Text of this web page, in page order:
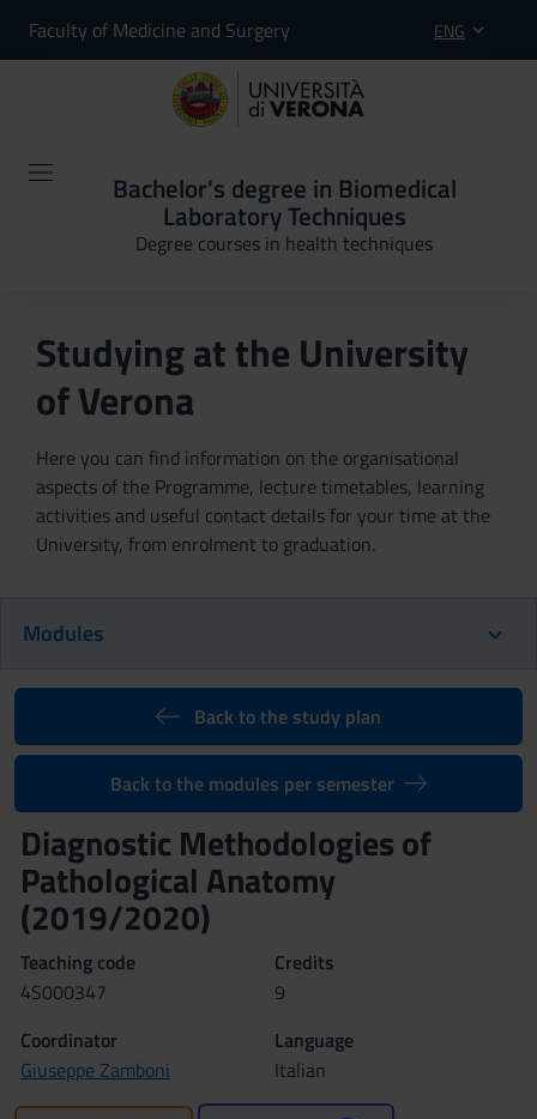
Faculty of Medicine and Surgery ENG
Bachelor's degree in Biomedical
Laboratory Techniques
Degree courses in health techniques
Studying at the University
of Verona
Here you can find information on the organisational
aspects of the Programme, lecture timetables, learning
activities and useful contact details for your time at the
University, from enrolment to graduation.
Modules
Back to the study plan
Back to the modules per semester
Diagnostic Methodologies of
Pathological Anatomy
(2019/2020)
Teaching code
4S000347
Credits
9
Coordinator
Giuseppe Zamboni
Language
Italian